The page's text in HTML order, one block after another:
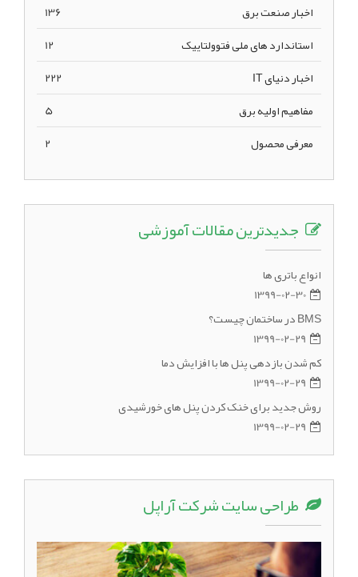
اخبار صنعت برق
136
استاندارد های ملی فتوولتاییک
12
اخبار دنیای IT
222
مفاهیم اولیه برق
5
معرفی محصول
2
جدیدترین مقالات آموزشی
انواع باتری ها
1399-02-30
BMS در ساختمان چیست؟
1399-02-29
کم شدن بازدهی پنل ها با افزایش دما
1399-02-29
روش جدید برای خنک کردن پنل های خورشیدی
1399-02-29
طراحی سایت شرکت آراپل